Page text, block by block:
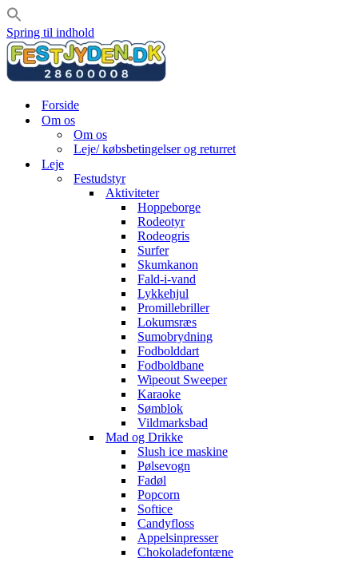
Spring til indhold
Forside
Om os
Om os
Leje/ købsbetingelser og returret
Leje
Festudstyr
Aktiviteter
Hoppeborge
Rodeotyr
Rodeogris
Surfer
Skumkanon
Fald-i-vand
Lykkehjul
Promillebriller
Lokumsræs
Sumobrydning
Fodbolddart
Fodboldbane
Wipeout Sweeper
Karaoke
Sømblok
Vildmarksbad
Mad og Drikke
Slush ice maskine
Pølsevogn
Fadøl
Popcorn
Softice
Candyfloss
Appelsinpresser
Chokoladefontæne